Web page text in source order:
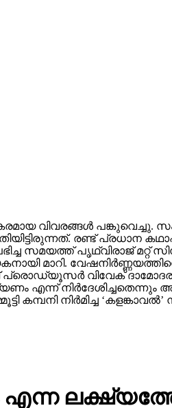
വിവരങ്ങള്‍ പങ്കുവെച്ചു.
രണ്ട് പ്രധാന
സമയത്ത് പൃഥ്വിരാജ് മറ്റ്
മാറി.
വിവേക് ദാമോദരന്‍
നിര്‍ദേശിച്ചതെന്നും
നിര്‍മിച്ച ‘കളങ്കാവല്‍’
എന്ന